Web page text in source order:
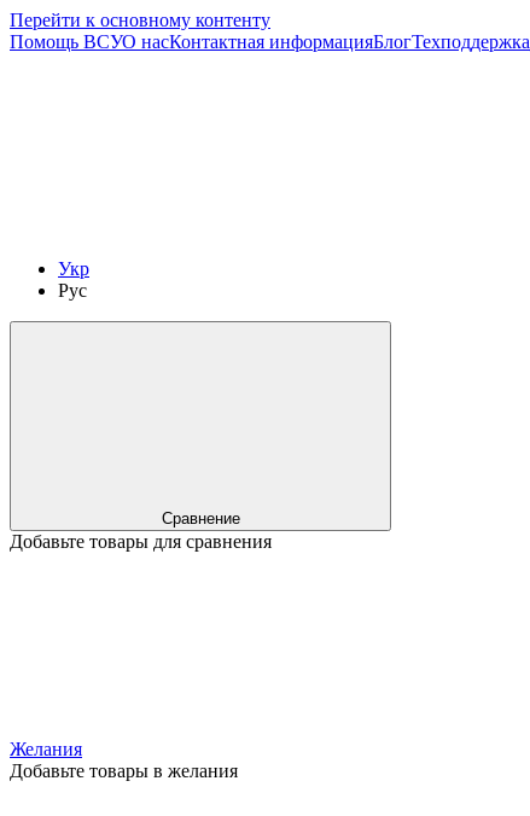
Перейти к основному контенту
Помощь ВСУО насКонтактная информацияБлогТехподдержка
Укр
Рус
Сравнение
Добавьте товары для сравнения
Желания
Добавьте товары в желания